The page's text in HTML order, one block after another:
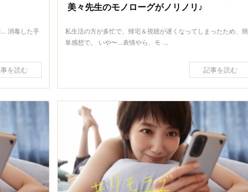
… 消毒した手
を読む
美々先生のモノローグがノリノリ♪
私生活の方が多忙で、帰宅＆視聴が遅くなってしまったため、簡
単感想で。 いや〜…表情やら、モ ...
記事を読む